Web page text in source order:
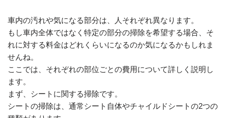
車内の汚れや気になる部分は、人それぞれ異なります。
もし車内全体ではなく特定の部分の掃除を希望する場合、そ
れに対する料金はどれくらいになるのか気になるかもしれま
せんね。
ここでは、それぞれの部位ごとの費用について詳しく説明し
ます。
まず、シートに関する掃除です。
シートの掃除は、通常シート自体やチャイルドシートの2つの